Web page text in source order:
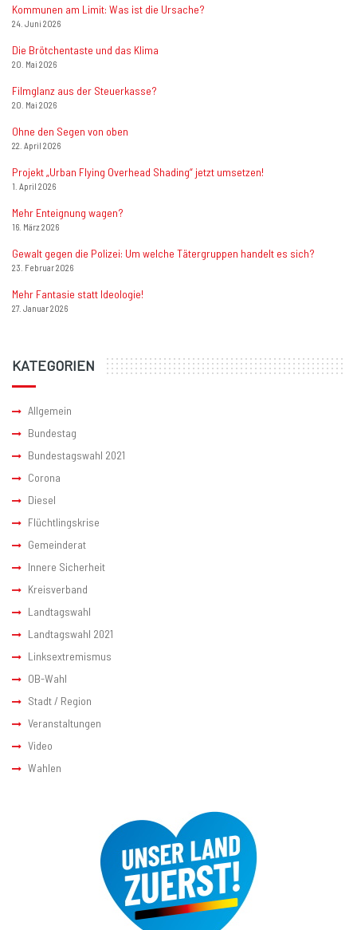
Kommunen am Limit: Was ist die Ursache?
24. Juni 2026
Die Brötchentaste und das Klima
20. Mai 2026
Filmglanz aus der Steuerkasse?
20. Mai 2026
Ohne den Segen von oben
22. April 2026
Projekt „Urban Flying Overhead Shading“ jetzt umsetzen!
1. April 2026
Mehr Enteignung wagen?
16. März 2026
Gewalt gegen die Polizei: Um welche Tätergruppen handelt es sich?
23. Februar 2026
Mehr Fantasie statt Ideologie!
27. Januar 2026
KATEGORIEN
Allgemein
Bundestag
Bundestagswahl 2021
Corona
Diesel
Flüchtlingskrise
Gemeinderat
Innere Sicherheit
Kreisverband
Landtagswahl
Landtagswahl 2021
Linksextremismus
OB-Wahl
Stadt / Region
Veranstaltungen
Video
Wahlen